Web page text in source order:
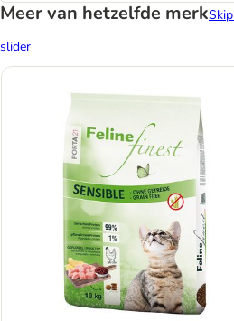
Meer van hetzelfde merk
slider